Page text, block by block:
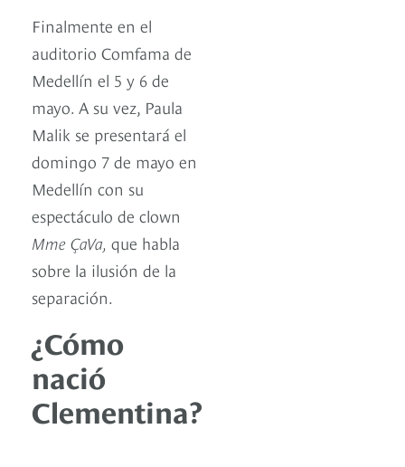
Finalmente en el
auditorio Comfama de
Medellín el 5 y 6 de
mayo. A su vez, Paula
Malik se presentará el
domingo 7 de mayo en
Medellín con su
espectáculo de clown
Mme ÇaVa, que habla
sobre la ilusión de la
separación.
¿Cómo
nació
Clementina?